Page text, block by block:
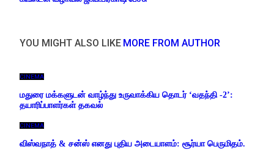
YOU MIGHT ALSO LIKE MORE FROM AUTHOR
CINEMA
மதுரை மக்களுடன் வாழ்ந்து உருவாக்கிய தொடர் ‘வதந்தி -2’:
தயாரிப்பாளர்கள் தகவல்
CINEMA
விஸ்வநாத் & சன்ஸ் எனது புதிய அடையாளம்: சூர்யா பெருமிதம்.